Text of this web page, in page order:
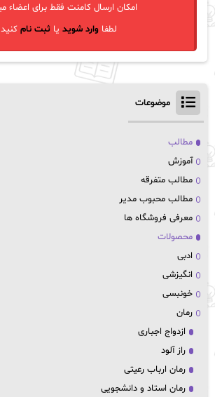
امکان ارسال کامنت فقط برای اعضاء
لطفاوارد شوید یاثبت نام
موضوعات
مطالب
آموزش
مطالب متفرقه
مطالب محبوب مدیر
معرفی فروشگاه ها
محصولات
ادبی
انگیزشی
خونبسی
رمان
ازدواج اجباری
راز آلود
رمان ارباب رعیتی
رمان استاد و دانشجویی